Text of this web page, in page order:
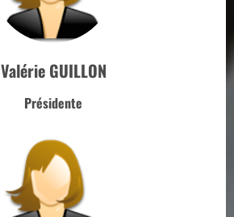
Valérie GUILLON
Présidente